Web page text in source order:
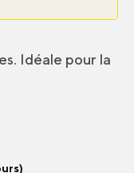
Idéale pour la